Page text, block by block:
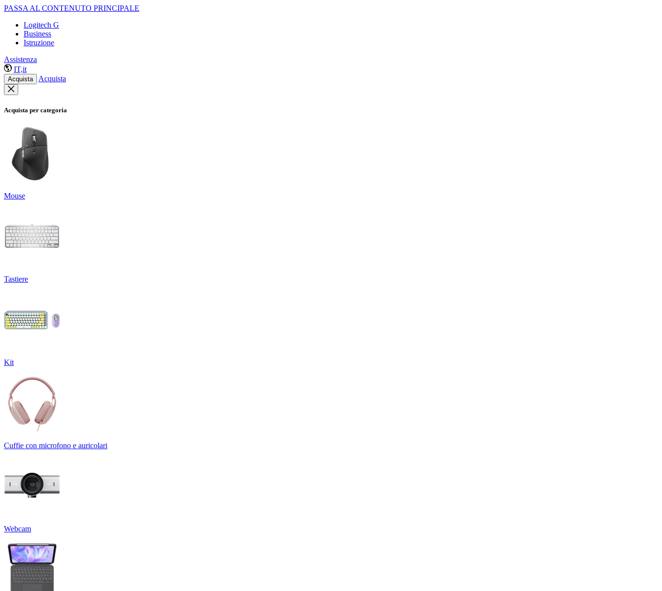
PASSA AL CONTENUTO PRINCIPALE
Logitech G
Business
Istruzione
Assistenza
IT,it
Acquista Acquista
Acquista per categoria
Mouse
Tastiere
Kit
Cuffie con microfono e auricolari
Webcam